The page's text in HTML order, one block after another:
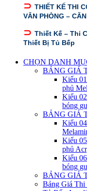
⊃ THIẾT KẾ THI
VĂN PHÒNG –
⊃ Thiết Kế – Thi
Thiết Bị Tủ Bếp
CHỌN DANH
BẢNG GIÁ
Kiểu
phủ
Kiểu
bóng
BẢNG GIÁ
Kiểu
Kiểu
phủ
Kiểu
bóng
BẢNG GIÁ
Bảng Giá